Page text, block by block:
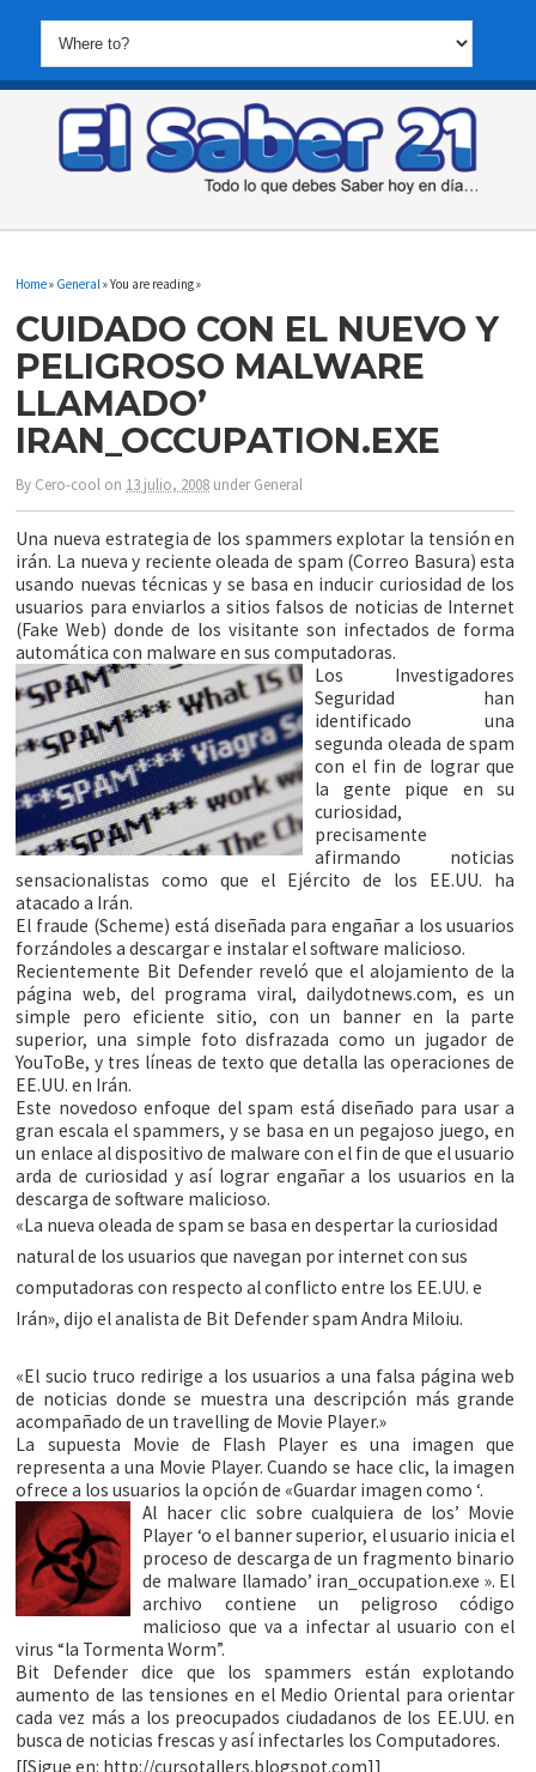
Home» General » You are reading »
CUIDADO CON EL NUEVO Y
PELIGROSO MALWARE
LLAMADO’
IRAN_OCCUPATION.EXE
By Cero-cool on 13 julio, 2008 underGeneral
Una nueva estrategia de los spammers explotar la tensión en
irán. La nueva y reciente oleada de spam (Correo Basura) esta
usando nuevas técnicas y se basa en inducir curiosidad de los
usuarios para enviarlos a sitios falsos de noticias de Internet
(Fake Web) donde de los visitante son infectados de forma
automática con malware en sus computadoras.
Los Investigadores
Seguridad han
identificado una
segunda oleada de spam
con el fin de lograr que
la gente pique en su
curiosidad,
precisamente
afirmando noticias
sensacionalistas como que el Ejército de los EE.UU. ha
atacado a Irán.
El fraude (Scheme) está diseñada para engañar a los usuarios
forzándoles a descargar e instalar el software malicioso.
Recientemente Bit Defender reveló que el alojamiento de la
página web, del programa viral, dailydotnews.com, es un
simple pero eficiente sitio, con un banner en la parte
superior, una simple foto disfrazada como un jugador de
YouToBe, y tres líneas de texto que detalla las operaciones de
EE.UU. en Irán.
Este novedoso enfoque del spam está diseñado para usar a
gran escala el spammers, y se basa en un pegajoso juego, en
un enlace al dispositivo de malware con el fin de que el usuario
arda de curiosidad y así lograr engañar a los usuarios en la
descarga de software malicioso.
«La nueva oleada de spam se basa en despertar la curiosidad
natural de los usuarios que navegan por internet con sus
computadoras con respecto al conflicto entre los EE.UU. e
Irán», dijo el analista de Bit Defender spam Andra Miloiu.
«El sucio truco redirige a los usuarios a una falsa página web
de noticias donde se muestra una descripción más grande
acompañado de un travelling de Movie Player.»
La supuesta Movie de Flash Player es una imagen que
representa a una Movie Player. Cuando se hace clic, la imagen
ofrece a los usuarios la opción de «Guardar imagen como ‘.
Al hacer clic sobre cualquiera de los’ Movie
Player ‘o el banner superior, el usuario inicia el
proceso de descarga de un fragmento binario
de malware llamado’ iran_occupation.exe ». El
archivo contiene un peligroso código
malicioso que va a infectar al usuario con el
virus “la Tormenta Worm”.
Bit Defender dice que los spammers están explotando
aumento de las tensiones en el Medio Oriental para orientar
cada vez más a los preocupados ciudadanos de los EE.UU. en
busca de noticias frescas y así infectarles los Computadores.
[[Sigue en: http://cursotallers.blogspot.com]]